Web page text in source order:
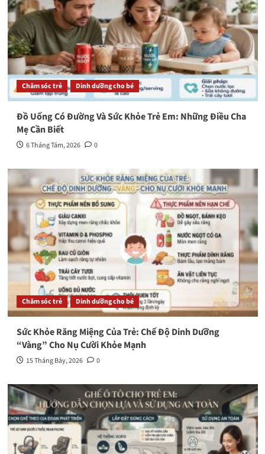
Chăm sóc trẻ Dinh dưỡng cho bé
Đồ Uống Có Đường Và Sức Khỏe Trẻ Em: Những Điều Cha
Mẹ Cần Biết
6 Tháng Tám, 2026 0
Chăm sóc trẻ Dinh dưỡng cho bé
Sức Khỏe Răng Miệng Của Trẻ: Chế Độ Dinh Dưỡng
“Vàng” Cho Nụ Cười Khỏe Mạnh
15 Tháng Bảy, 2026 0